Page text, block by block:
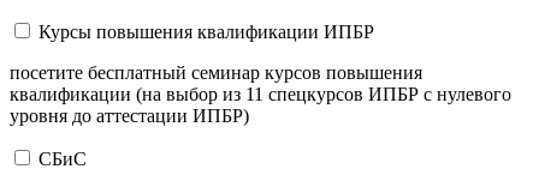
Курсы повышения квалификации ИПБР
посетите бесплатный семинар курсов повышения
квалификации (на выбор из 11 спецкурсов ИПБР с нулевого
уровня до аттестации ИПБР)
СБиС